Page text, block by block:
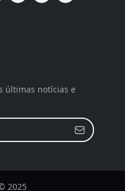
últimas notícias e
2025